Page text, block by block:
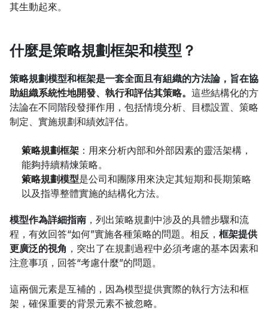
其生動起來。
什麼是策略規劃框架和模型？
策略規劃模型和框架是一套全面且有組織的方法論，旨在協
助組織系統性地開發、執行和評估其策略。 這些結構化的方
法論在不同階段發揮作用，包括情境分析、目標設置、策略
制定、實施規劃和績效評估。
策略規劃框架 ：用來分析內部和外部因素的靈活架構，
能夠持續精煉策略。
策略規劃模型是公司和團隊用來決定其短期和長期策略
以及指導整體實施的結構化方法。
模型作為詳細指南 ，列出策略規劃中涉及的具體步驟和流
程，有效回答“如何”實施各種策略的問題。相反， 框架提供
更廣泛的視角 ，突出了在規劃過程中必須考慮的基本因素和
注意事項，回答“考慮什麼”的問題。
這兩個元素是互補的，因為模型提供實際的執行方法和框
架，確保重要的背景元素不被忽略。